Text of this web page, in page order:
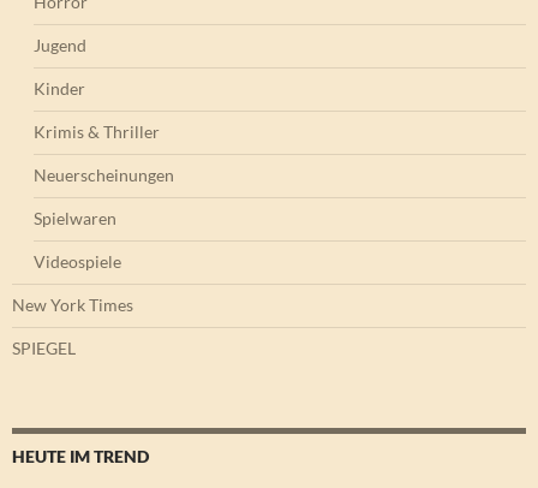
Jugend
Kinder
Krimis & Thriller
Neuerscheinungen
Spielwaren
Videospiele
New York Times
SPIEGEL
HEUTE IM TREND